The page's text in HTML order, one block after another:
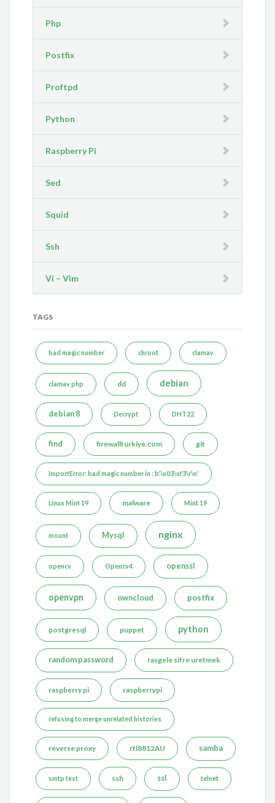
Php
Postfix
Proftpd
Python
Raspberry Pi
Sed
Squid
Ssh
Vi – Vim
TAGS
bad magic number chroot clamav
clamav php dd debian
debian 8 Decrypt DHT22
find firewallturkiye.com git
ImportError: bad magic number in : b'\x03\xf3\r\n'
Linux Mint 19 malware Mint 19
mount Mysql nginx
opencv Opencv4 openssl
openvpn owncloud postfix
postgresql puppet python
random password rasgele sifre uretmek
raspberry pi raspberrypi
refusing to merge unrelated histories
reverse proxy rtl8812AU samba
smtp test ssh ssl telnet